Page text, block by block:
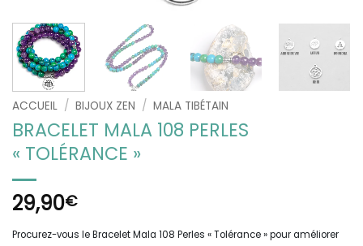
ACCUEIL / BIJOUX ZEN / MALA TIBÉTAIN
BRACELET MALA 108 PERLES
« TOLÉRANCE »
29,90€
Procurez-vous le Bracelet Mala 108 Perles « Tolérance » pour améliorer